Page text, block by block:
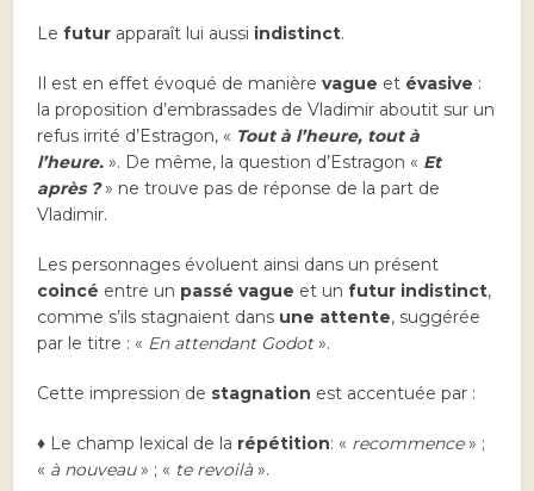
Lefutur apparaît lui aussi indistinct.
Il est en effet évoqué de manièrevague et évasive :
la proposition d’embrassades de Vladimir aboutit sur un
refus irrité d’Estragon, « Tout à l’heure, tout à
l’heure. ». De même, la question d’Estragon « Et
après ?» ne trouve pas de réponse de la part de
Vladimir.
Les personnages évoluent ainsi dans un présent
coincé entre un passé vague et unfutur indistinct,
comme s’ils stagnaient dans une attente, suggérée
par le titre : « En attendant Godot».
Cette impression de stagnation est accentuée par :
♦ Le champ lexical de la répétition: « recommence» ;
« à nouveau» ; « te revoilà».